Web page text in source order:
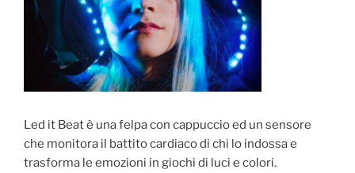
Led it Beat è una felpa con cappuccio ed un sensore
che monitora il battito cardiaco di chi lo indossa e
trasforma le emozioni in giochi di luci e colori.